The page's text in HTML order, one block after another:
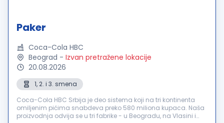
Paker
Coca-Cola HBC
Beograd - Izvan pretražene lokacije
20.08.2026
1, 2. i 3. smena
Coca-Cola HBC Srbija je deo sistema koji na tri kontinenta
omiljenim pićima snabdeva preko 580 miliona kupaca. Naša
proizvodnja odvija se u tri fabrike - u Beogradu, na Vlasini i